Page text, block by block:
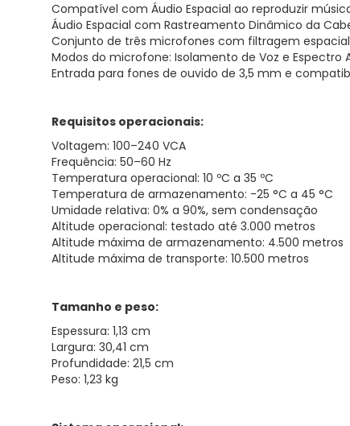
Compatível com Áudio Espacial ao reproduzir
Áudio Espacial com Rastreamento Dinâmico da
Conjunto de três microfones com filtragem
Modos do microfone: Isolamento de Voz e
Entrada para fones de ouvido de 3,5 mm e
Requisitos operacionais:
Voltagem: 100–240 VCA
Frequência: 50–60 Hz
Temperatura operacional: 10 ºC a 35 ºC
Temperatura de armazenamento: -25 °C a 45 °C
Umidade relativa: 0% a 90%, sem condensação
Altitude operacional: testado até 3.000 metros
Altitude máxima de armazenamento: 4.500 metros
Altitude máxima de transporte: 10.500 metros
Tamanho e peso:
Espessura: 1,13 cm
Largura: 30,41 cm
Profundidade: 21,5 cm
Peso: 1,23 kg